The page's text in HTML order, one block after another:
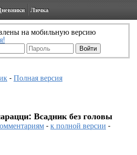
Личка
на мобильную версию
-Полная версия
Всадник без головы
-к полной версии -